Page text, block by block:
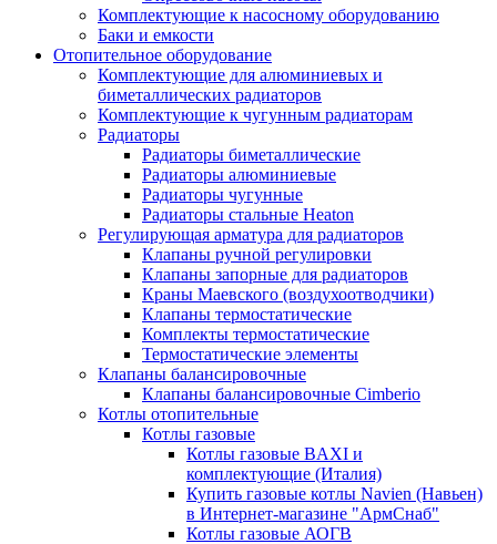
Комплектующие к насосному оборудованию
Баки и емкости
Отопительное оборудование
Комплектующие для алюминиевых и
биметаллических радиаторов
Комплектующие к чугунным радиаторам
Радиаторы
Радиаторы биметаллические
Радиаторы алюминиевые
Радиаторы чугунные
Радиаторы стальные Heaton
Регулирующая арматура для радиаторов
Клапаны ручной регулировки
Клапаны запорные для радиаторов
Краны Маевского (воздухоотводчики)
Клапаны термостатические
Комплекты термостатические
Термостатические элементы
Клапаны балансировочные
Клапаны балансировочные Cimberio
Котлы отопительные
Котлы газовые
Котлы газовые BAXI и
комплектующие (Италия)
Купить газовые котлы Navien (Навьен)
в Интернет-магазине "АрмСнаб"
Котлы газовые АОГВ